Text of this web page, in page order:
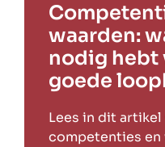
waarden:
nodig hebt
goede
Lees in dit artikel
competenties en